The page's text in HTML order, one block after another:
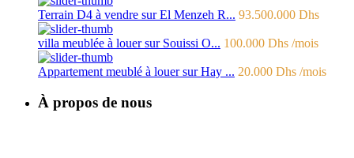
Terrain D4 à vendre sur El Menzeh R... 93.500.000 Dhs
villa meublée à louer sur Souissi O... 100.000 Dhs /mois
Appartement meublé à louer sur Hay ... 20.000 Dhs /mois
À propos de nous